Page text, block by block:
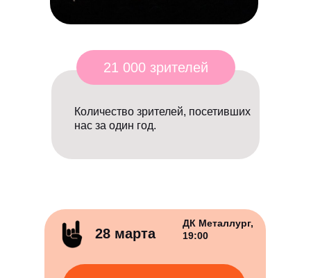
Количество зрителей, посетивших
нас за один год.
21 000 зрителей
28 марта
ДК Металлург,
19:00